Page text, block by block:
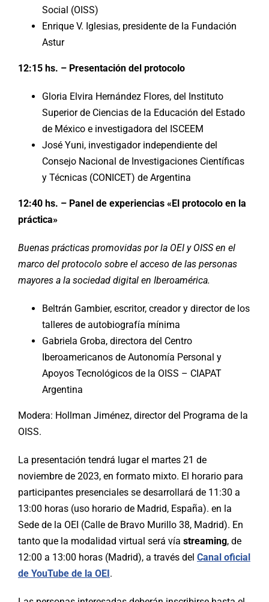
Social (OISS)
Enrique V. Iglesias, presidente de la Fundación
Astur
12:15 hs. – Presentación del protocolo
Gloria Elvira Hernández Flores, del Instituto
Superior de Ciencias de la Educación del Estado
de México e investigadora del ISCEEM
José Yuni, investigador independiente del
Consejo Nacional de Investigaciones Científicas
y Técnicas (CONICET) de Argentina
12:40 hs. – Panel de experiencias «El protocolo en la
práctica»
Buenas prácticas promovidas por la OEI y OISS en el
marco del protocolo sobre el acceso de las personas
mayores a la sociedad digital en Iberoamérica.
Beltrán Gambier, escritor, creador y director de los
talleres de autobiografía mínima
Gabriela Groba, directora del Centro
Iberoamericanos de Autonomía Personal y
Apoyos Tecnológicos de la OISS – CIAPAT
Argentina
Modera: Hollman Jiménez, director del Programa de la
OISS.
La presentación tendrá lugar el martes 21 de
noviembre de 2023, en formato mixto. El horario para
participantes presenciales se desarrollará de 11:30 a
13:00 horas (uso horario de Madrid, España). en la
Sede de la OEI (Calle de Bravo Murillo 38, Madrid). En
tanto que la modalidad virtual será vía streaming, de
12:00 a 13:00 horas (Madrid), a través del Canal oficial
de YouTube de la OEI.